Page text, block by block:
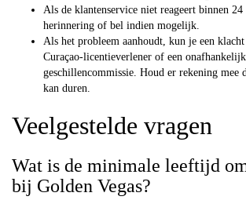
Als de klantenservice niet reageert binnen 24
herinnering of bel indien mogelijk.
Als het probleem aanhoudt, kun je een
Curaçao-licentieverlener of een
geschillencommissie. Houd er rekening mee
kan duren.
Veelgestelde vragen
Wat is de minimale leeftijd
bij Golden Vegas?